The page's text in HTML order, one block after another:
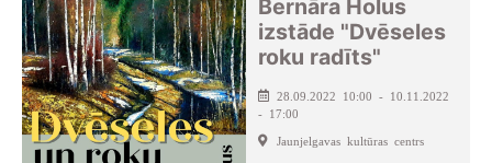
Bernāra Holus
izstāde "Dvēseles
roku radīts"
28.09.2022 10:00 - 10.11.2022
- 17:00
Jaunjelgavas kultūras centrs